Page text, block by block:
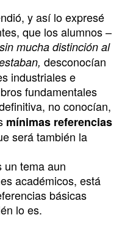
y así lo expresé
que los alumnos –
mucha distinción al
desconocían
industriales e
fundamentales
no conocían,
mínimas referencias
será también la
un tema aun
académicos, está
básicas
lo es.